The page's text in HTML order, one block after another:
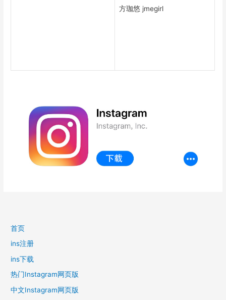
方珈悠 jmegirl
首页
ins注册
ins下载
热门Instagram网页版
中文Instagram网页版